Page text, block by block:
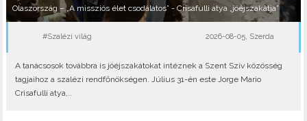
Olaszország – „A missziós élet csodálatos” - Crisafulli atya „jóéjszakátja”
#Szalézi világ 2026-08-05, Szerda
A tanácsosok továbbra is jóéjszakátokat intéznek a Szent Szív közösség
tagjaihoz a szalézi rendfőnökségen. Július 31-én este Jorge Mario
Crisafulli atya,..